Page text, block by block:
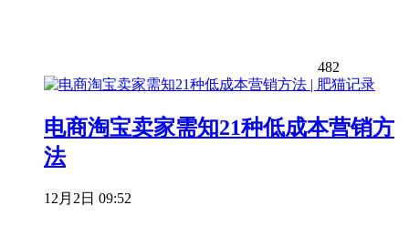
482
电商淘宝卖家需知21种低成本营销方
法
12月2日 09:52